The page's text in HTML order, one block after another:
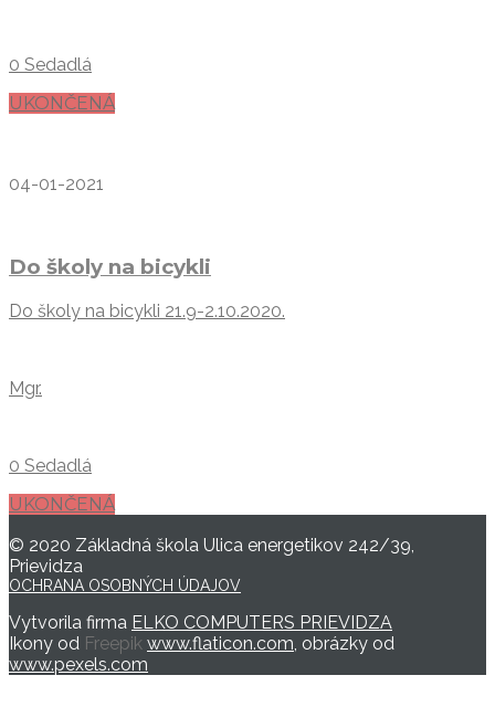
0 Sedadlá
UKONČENÁ
04-01-2021
Do školy na bicykli
Do školy na bicykli 21.9-2.10.2020.
Mgr.
0 Sedadlá
UKONČENÁ
© 2020 Základná škola Ulica energetikov 242/39,
Prievidza
OCHRANA OSOBNÝCH ÚDAJOV
Vytvorila firma ELKO COMPUTERS PRIEVIDZA
Ikony od Freepik www.flaticon.com , obrázky od
www.pexels.com